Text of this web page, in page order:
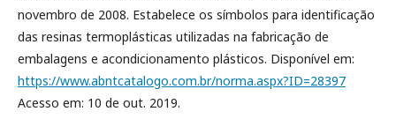
novembro de 2008. Estabelece os símbolos para identificação
das resinas termoplásticas utilizadas na fabricação de
embalagens e acondicionamento plásticos. Disponível em:
https://www.abntcatalogo.com.br/norma.aspx?ID=28397
Acesso em: 10 de out. 2019.